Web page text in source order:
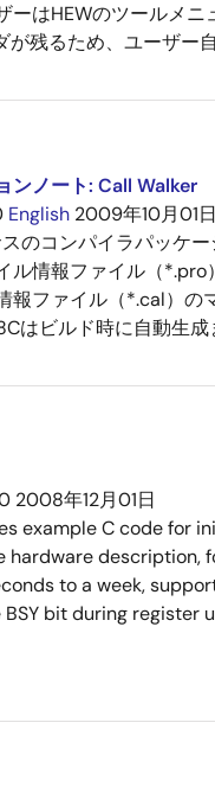
はHEWのツールメ
残るため、ユーザ
ンノート: Call Walker
English 2009年10月01日
のコンパイラパッケ
ル情報ファイル（
報ファイル（*.cal）
はビルド時に自動生
2008年12月01日
example C code for
description,
to a week,
bit during register